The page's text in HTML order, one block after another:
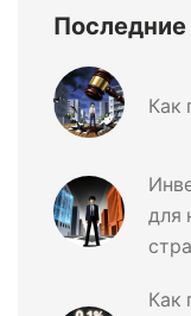
Последние
Как
для
Как